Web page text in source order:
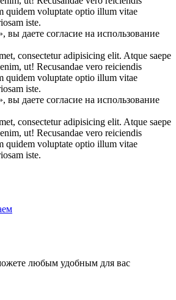
quidem voluptate optio illum vitae
iste.
вы даете согласие на использование
consectetur adipisicing elit. Atque saepe
ut! Recusandae vero reiciendis
quidem voluptate optio illum vitae
iste.
вы даете согласие на использование
consectetur adipisicing elit. Atque saepe
ut! Recusandae vero reiciendis
quidem voluptate optio illum vitae
iste.
любым удобным для вас